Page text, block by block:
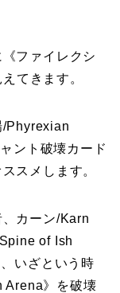
ファイレクシ
てきます。
/Phyrexian
ント破壊カード
スメします。
カーン/Karn
of Ish
いざという時
Arena》を破壊